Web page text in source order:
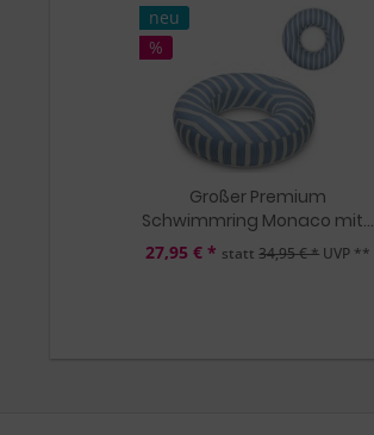
neu
%
Großer Premium
Schwimmring Monaco mit...
27,95 € * statt34,95 € * UVP **